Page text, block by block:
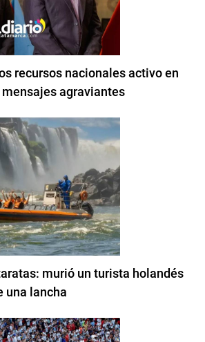
recursos nacionales activo en
mensajes agraviantes
murió un turista holandés
una lancha